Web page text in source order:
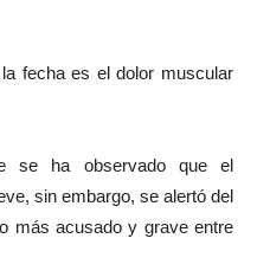
fecha es el dolor muscular
se ha observado que el
sin embargo, se alertó del
más acusado y grave entre